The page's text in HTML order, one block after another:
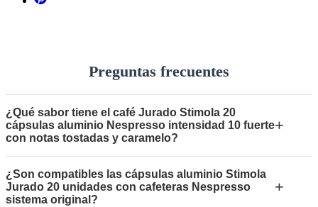
Preguntas frecuentes
¿Qué sabor tiene el café Jurado Stimola 20
cápsulas aluminio Nespresso intensidad 10 fuerte
con notas tostadas y caramelo?
+
¿Son compatibles las cápsulas aluminio Stimola
Jurado 20 unidades con cafeteras Nespresso
sistema original?
+